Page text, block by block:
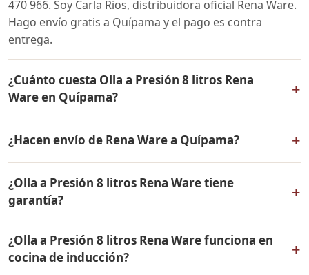
470 966. Soy Carla Rios, distribuidora oficial Rena Ware.
Hago envío gratis a Quípama y el pago es contra
entrega.
¿Cuánto cuesta Olla a Presión 8 litros Rena
Ware en Quípama?
+
mismo en todo Colombia. Contáctame por WhatsApp
para conocer el precio actual, promociones disponibles
y facilidades de pago en cuotas desde el 10% de inicial.
¿Hacen envío de Rena Ware a Quípama? +
Ware a Quípama, Boyacá y a todo Colombia. El pago es
contra entrega.
¿Olla a Presión 8 litros Rena Ware tiene
garantía?
+
por vida contra defectos de fabricación. Todos los
productos Rena Ware están fabricados en acero
¿Olla a Presión 8 litros Rena Ware funciona en
cocina de inducción?
+